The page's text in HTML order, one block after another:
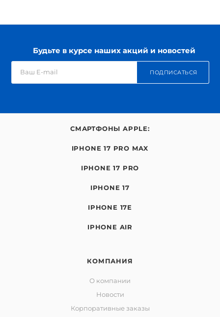
Будьте в курсе наших акций и новостей
ПОДПИСАТЬСЯ
СМАРТФОНЫ APPLE:
IPHONE 17 PRO MAX
IPHONE 17 PRO
IPHONE 17
IPHONE 17E
IPHONE AIR
КОМПАНИЯ
О компании
Новости
Корпоративные заказы